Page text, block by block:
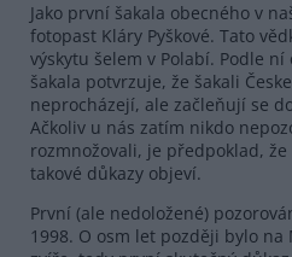
Jako první šakala obecného v
fotopast Kláry Pyškové. Tato
výskytu šelem v Polabí. Podle
šakala potvrzuje, že šakali
neprocházejí, ale začleňují se
Ačkoliv u nás zatím nikdo
rozmnožovali, je předpoklad,
takové důkazy objeví.
První (ale nedoložené)
1998. O osm let později bylo